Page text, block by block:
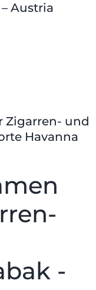
Austria
Zigarren- und
Havanna
-